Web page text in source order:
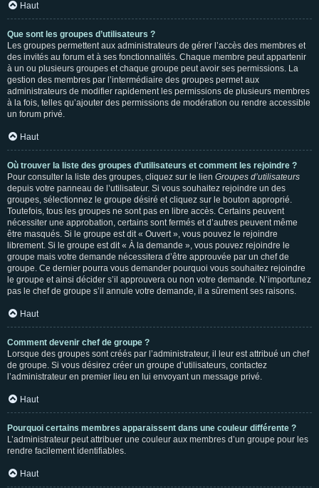
Haut
Que sont les groupes d’utilisateurs ?
Les groupes permettent aux administrateurs de gérer l’accès des membres et
des invités au forum et à ses fonctionnalités. Chaque membre peut appartenir
à un ou plusieurs groupes et chaque groupe peut avoir ses permissions. La
gestion des membres par l’intermédiaire des groupes permet aux
administrateurs de modifier rapidement les permissions de plusieurs membres
à la fois, telles qu’ajouter des permissions de modération ou rendre accessible
un forum privé.
Haut
Où trouver la liste des groupes d’utilisateurs et comment les rejoindre ?
Pour consulter la liste des groupes, cliquez sur le lien Groupes d’utilisateurs
depuis votre panneau de l’utilisateur. Si vous souhaitez rejoindre un des
groupes, sélectionnez le groupe désiré et cliquez sur le bouton approprié.
Toutefois, tous les groupes ne sont pas en libre accès. Certains peuvent
nécessiter une approbation, certains sont fermés et d’autres peuvent même
être masqués. Si le groupe est dit « Ouvert », vous pouvez le rejoindre
librement. Si le groupe est dit « À la demande », vous pouvez rejoindre le
groupe mais votre demande nécessitera d’être approuvée par un chef de
groupe. Ce dernier pourra vous demander pourquoi vous souhaitez rejoindre
le groupe et ainsi décider s’il approuvera ou non votre demande. N’importunez
pas le chef de groupe s’il annule votre demande, il a sûrement ses raisons.
Haut
Comment devenir chef de groupe ?
Lorsque des groupes sont créés par l’administrateur, il leur est attribué un chef
de groupe. Si vous désirez créer un groupe d’utilisateurs, contactez
l’administrateur en premier lieu en lui envoyant un message privé.
Haut
Pourquoi certains membres apparaissent dans une couleur différente ?
L’administrateur peut attribuer une couleur aux membres d’un groupe pour les
rendre facilement identifiables.
Haut